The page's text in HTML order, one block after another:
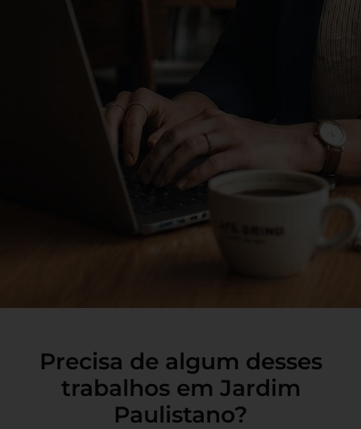
Precisa de algum desses
trabalhos em Jardim
Paulistano?